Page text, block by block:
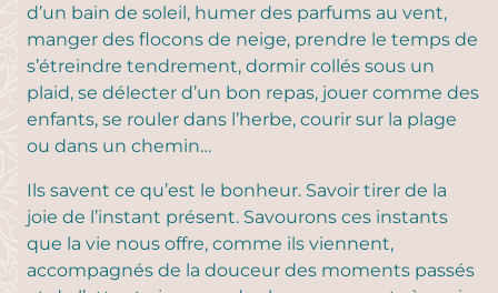
d’un bain de soleil, humer des parfums au vent,
manger des flocons de neige, prendre le temps de
s’étreindre tendrement, dormir collés sous un
plaid, se délecter d’un bon repas, jouer comme des
enfants, se rouler dans l’herbe, courir sur la plage
ou dans un chemin…
Ils savent ce qu’est le bonheur. Savoir tirer de la
joie de l’instant présent. Savourons ces instants
que la vie nous offre, comme ils viennent,
accompagnés de la douceur des moments passés